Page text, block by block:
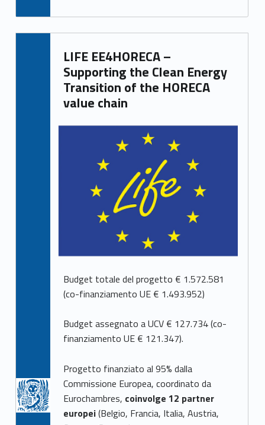
LIFE EE4HORECA –
Supporting the Clean Energy
Transition of the HORECA
value chain
Budget totale del progetto € 1.572.581
(co-finanziamento UE € 1.493.952)
Budget assegnato a UCV € 127.734 (co-
finanziamento UE € 121.347).
Progetto finanziato al 95% dalla
Commissione Europea, coordinato da
Eurochambres, coinvolge 12 partner
europei(Belgio, Francia, Italia, Austria,